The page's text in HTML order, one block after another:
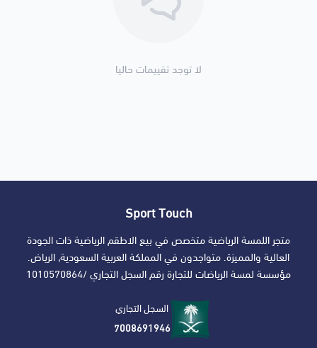
لا توجد تقييمات حاليا
Sport Touch
متجر اللمسة الرياضية متخصص في بيع الاطقم الرياضية ذات الجودة
العالية والمميزة. متواجدون في المملكة العربية السعودية, الرياض.
مؤسسة لمسة الرياضات للتجارة رقم السجل التجاري /1010570864
السجل التجاري
7008691946